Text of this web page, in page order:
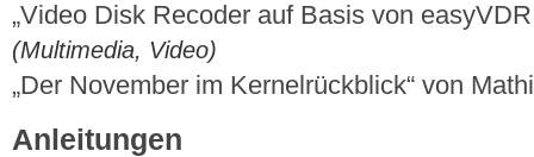
„Video Disk Recoder auf Basis von
(Multimedia, Video)
„Der November im Kernelrückblick“ von
Anleitungen